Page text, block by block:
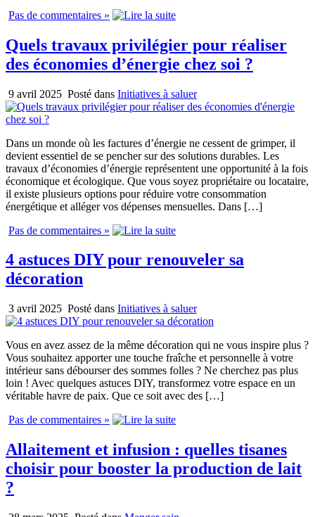
Pas de commentaires »
Quels travaux privilégier pour réaliser
des économies d’énergie chez soi ?
9 avril 2025 Posté dans Initiatives à saluer
Dans un monde où les factures d’énergie ne cessent de grimper, il
devient essentiel de se pencher sur des solutions durables. Les
travaux d’économies d’énergie représentent une opportunité à la fois
économique et écologique. Que vous soyez propriétaire ou locataire,
il existe plusieurs options pour réduire votre consommation
énergétique et alléger vos dépenses mensuelles. Dans […]
Pas de commentaires »
4 astuces DIY pour renouveler sa
décoration
3 avril 2025 Posté dans Initiatives à saluer
Vous en avez assez de la même décoration qui ne vous inspire plus ?
Vous souhaitez apporter une touche fraîche et personnelle à votre
intérieur sans débourser des sommes folles ? Ne cherchez pas plus
loin ! Avec quelques astuces DIY, transformez votre espace en un
véritable havre de paix. Que ce soit avec des […]
Pas de commentaires »
Allaitement et infusion : quelles tisanes
choisir pour booster la production de lait
?